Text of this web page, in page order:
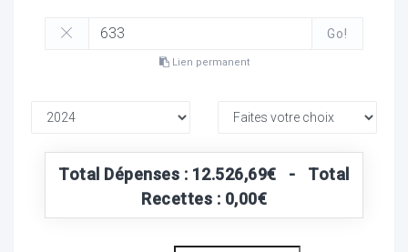
Go!
Lien permanent
Total Dépenses : 12.526,69€ - Total
Recettes : 0,00€